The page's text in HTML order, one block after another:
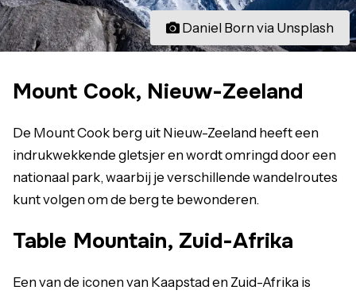
Daniel Born via Unsplash
Mount Cook, Nieuw-Zeeland
De Mount Cook berg uit Nieuw-Zeeland heeft een
indrukwekkende gletsjer en wordt omringd door een
nationaal park, waarbij je verschillende wandelroutes
kunt volgen om de berg te bewonderen.
Table Mountain, Zuid-Afrika
Een van de iconen van Kaapstad en Zuid-Afrika is